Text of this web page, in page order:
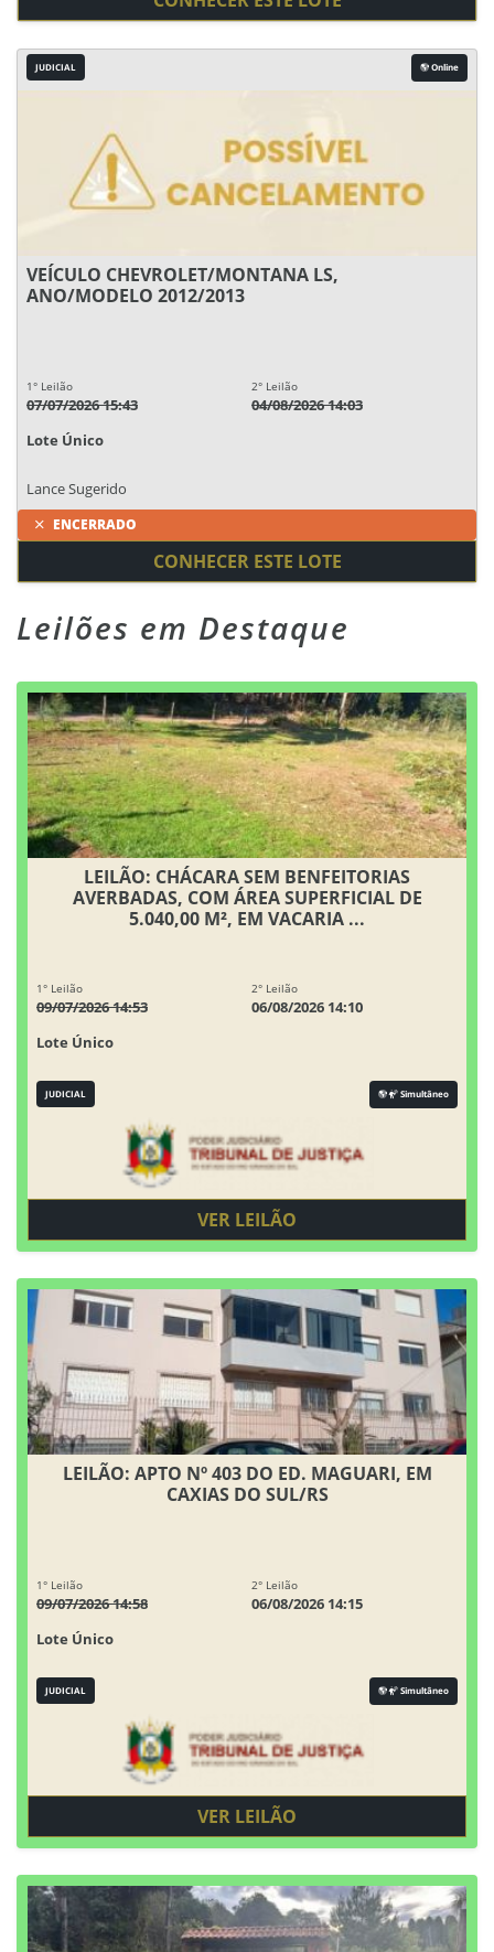
JUDICIAL Online
VEÍCULO CHEVROLET/MONTANA LS,
ANO/MODELO 2012/2013
1° Leilão
07/07/2026 15:43
2° Leilão
04/08/2026 14:03
Lote Único
Lance Sugerido
ENCERRADO
CONHECER ESTE LOTE
Leilões em Destaque
LEILÃO: CHÁCARA SEM BENFEITORIAS
AVERBADAS, COM ÁREA SUPERFICIAL DE
5.040,00 M², EM VACARIA ...
1° Leilão
09/07/2026 14:53
2° Leilão
06/08/2026 14:10
Lote Único
JUDICIAL Simultâneo
VER LEILÃO
LEILÃO: APTO Nº 403 DO ED. MAGUARI, EM
CAXIAS DO SUL/RS
1° Leilão
09/07/2026 14:58
2° Leilão
06/08/2026 14:15
Lote Único
JUDICIAL Simultâneo
VER LEILÃO